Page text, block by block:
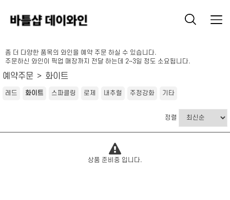
좀 더 다양한 품목의 와인을 예약 주문 하실 수 있습니다.
주문하신 와인이 픽업 매장까지 전달 하는데 2~3일 정도 소요됩니다.
예약주문 화이트
레드 화이트 스파클링 로제 내추럴 주정강화 기타
정렬
상품 준비중 입니다.